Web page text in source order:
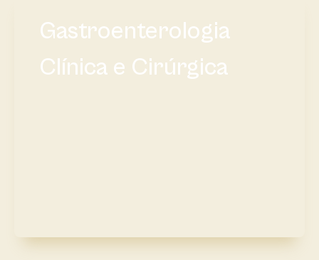
Gastroenterologia
Clínica e Cirúrgica